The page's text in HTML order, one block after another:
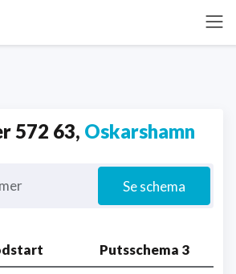
572 63, Oskarshamn
Se schema
Putsschema 3